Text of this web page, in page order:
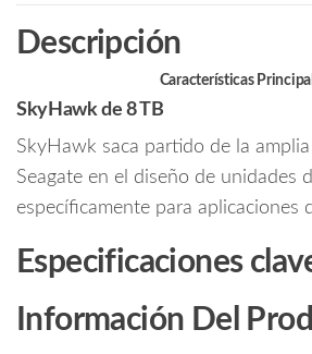
Videovigilancia/
Compatibles
DVRs
y
NVRs
Hasta
32
con
o
Descripción
Características
SkyHawk de 8 TB
SkyHawk saca partido de la
Seagate en el diseño de unidades
específicamente para aplicaciones
Especificaciones
Información Del